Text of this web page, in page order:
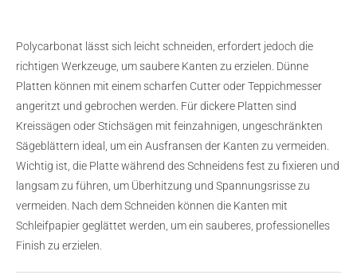
Polycarbonat lässt sich leicht schneiden, erfordert jedoch die
richtigen Werkzeuge, um saubere Kanten zu erzielen. Dünne
Platten können mit einem scharfen Cutter oder Teppichmesser
angeritzt und gebrochen werden. Für dickere Platten sind
Kreissägen oder Stichsägen mit feinzahnigen, ungeschränkten
Sägeblättern ideal, um ein Ausfransen der Kanten zu vermeiden.
Wichtig ist, die Platte während des Schneidens fest zu fixieren und
langsam zu führen, um Überhitzung und Spannungsrisse zu
vermeiden. Nach dem Schneiden können die Kanten mit
Schleifpapier geglättet werden, um ein sauberes, professionelles
Finish zu erzielen.